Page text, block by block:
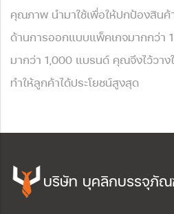
คุณภาพ นำมาใช้เพื่อให้ปกป้องสิน
ด้านการออกแบบแพ็คเกจมากกว่า
มากว่า 1,000 แบรนด์ คุณจึงไว้วางใ
ทำให้ลูกค้าได้ประโยชน์สูงสุด
บริษัท บุคลิกบรรจุภั